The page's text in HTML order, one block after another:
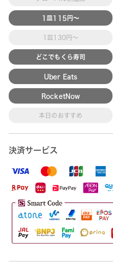
1皿115円～
1皿130円～
どこでもくら寿司
Uber Eats
RocketNow
本日のおすすめ
決済サービス